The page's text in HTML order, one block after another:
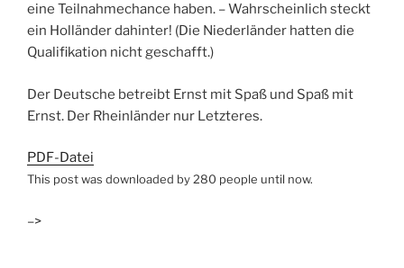
eine Teilnahmechance haben. – Wahrscheinlich steckt
ein Holländer dahinter! (Die Niederländer hatten die
Qualifikation nicht geschafft.)
Der Deutsche betreibt Ernst mit Spaß und Spaß mit
Ernst. Der Rheinländer nur Letzteres.
PDF-Datei
This post was downloaded by 280 people until now.
–>